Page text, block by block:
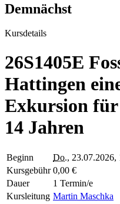
Demnächst
Kursdetails
26S1405E
Hattingen
Exkursion für
14 Jahren
Beginn Do., 23.07.2026,
Kursgebühr 0,00 €
Dauer
1 Termin/e
Kursleitung Martin Maschka